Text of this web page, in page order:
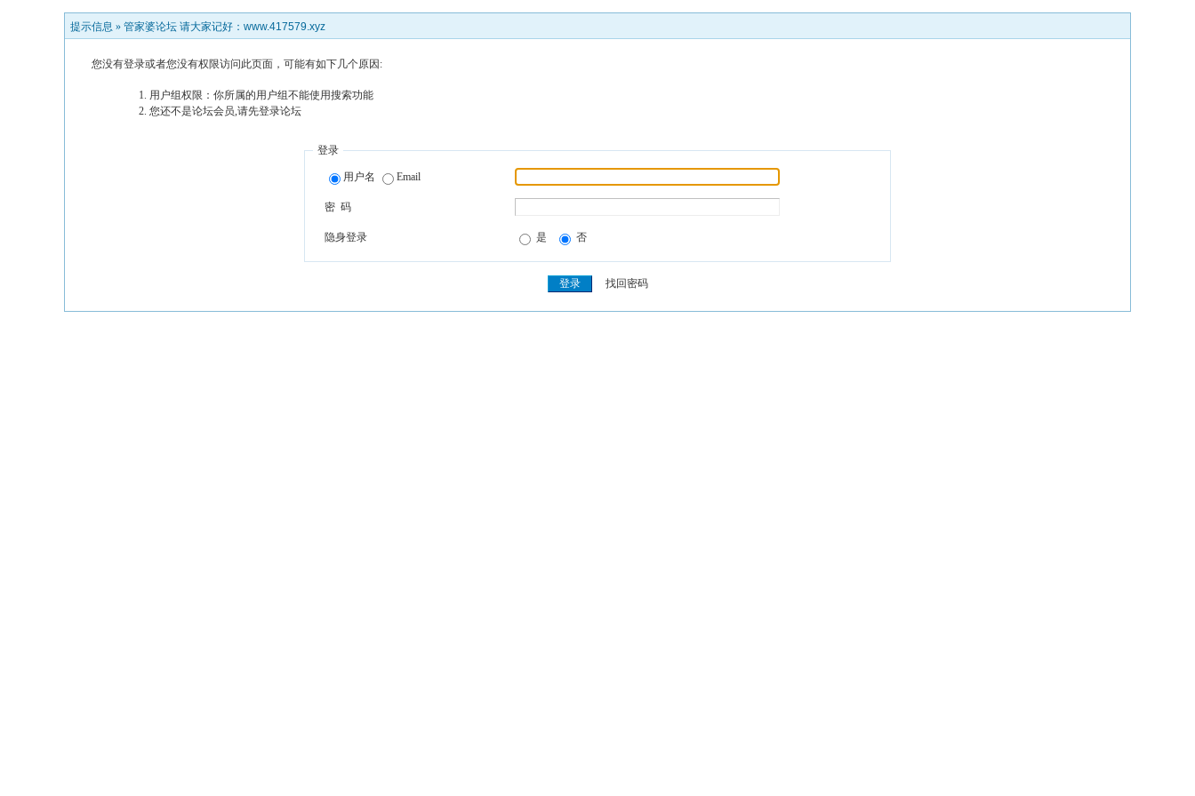
提示信息 » 管家婆论坛 请大家记好：www.417579.xyz
您没有登录或者您没有权限访问此页面，可能有如下几个原因:
用户组权限：你所属的用户组不能使用搜索功能
您还不是论坛会员,请先登录论坛
登录
用户名 Email
密 码
隐身登录 是 否
找回密码